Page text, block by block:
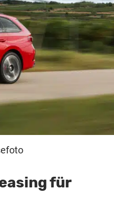
für